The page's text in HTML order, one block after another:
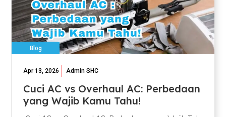
Blog
Apr 13, 2026 Admin SHC
Cuci AC vs Overhaul AC: Perbedaan
yang Wajib Kamu Tahu!